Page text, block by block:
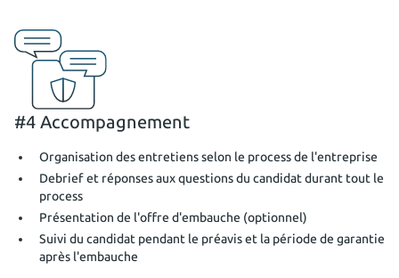
#4 Accompagnement
Organisation des entretiens selon le process de l'entreprise
Debrief et réponses aux questions du candidat durant tout le
process
Présentation de l'offre d'embauche (optionnel)
Suivi du candidat pendant le préavis et la période de garantie
après l'embauche